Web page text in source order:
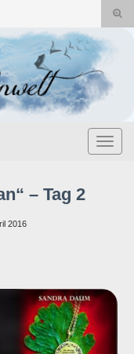
– Tag 2
2016